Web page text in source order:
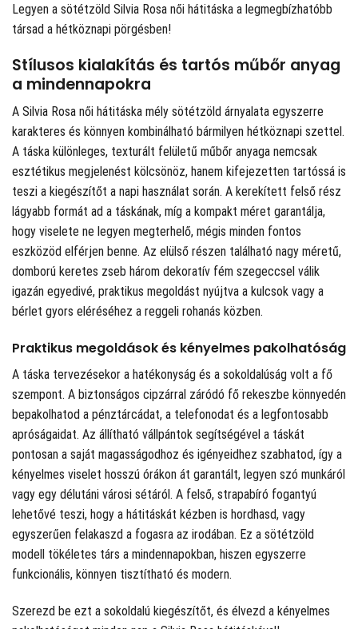
Legyen a sötétzöld Silvia Rosa női hátitáska a legmegbízhatóbb
társad a hétköznapi pörgésben!
Stílusos kialakítás és tartós műbőr anyag
a mindennapokra
A Silvia Rosa női hátitáska mély sötétzöld árnyalata egyszerre
karakteres és könnyen kombinálható bármilyen hétköznapi szettel.
A táska különleges, texturált felületű műbőr anyaga nemcsak
esztétikus megjelenést kölcsönöz, hanem kifejezetten tartóssá is
teszi a kiegészítőt a napi használat során. A kerekített felső rész
lágyabb formát ad a táskának, míg a kompakt méret garantálja,
hogy viselete ne legyen megterhelő, mégis minden fontos
eszközöd elférjen benne. Az elülső részen található nagy méretű,
domború keretes zseb három dekoratív fém szegeccsel válik
igazán egyedivé, praktikus megoldást nyújtva a kulcsok vagy a
bérlet gyors eléréséhez a reggeli rohanás közben.
Praktikus megoldások és kényelmes pakolhatóság
A táska tervezésekor a hatékonyság és a sokoldalúság volt a fő
szempont. A biztonságos cipzárral záródó fő rekeszbe könnyedén
bepakolhatod a pénztárcádat, a telefonodat és a legfontosabb
apróságaidat. Az állítható vállpántok segítségével a táskát
pontosan a saját magasságodhoz és igényeidhez szabhatod, így a
kényelmes viselet hosszú órákon át garantált, legyen szó munkáról
vagy egy délutáni városi sétáról. A felső, strapabíró fogantyú
lehetővé teszi, hogy a hátitáskát kézben is hordhasd, vagy
egyszerűen felakaszd a fogasra az irodában. Ez a sötétzöld
modell tökéletes társ a mindennapokban, hiszen egyszerre
funkcionális, könnyen tisztítható és modern.
Szerezd be ezt a sokoldalú kiegészítőt, és élvezd a kényelmes